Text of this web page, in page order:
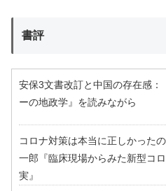
書評
安保3文書改訂と中国の存在感：
ーの地政学』を読みながら
コロナ対策は本当に正しかった
一郎『臨床現場からみた新型コ
実』